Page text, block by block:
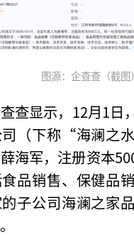
图源：企查查（截图）
查显示，12月1日
（下称“海澜之
海军，注册资本
品销售、保健品
子公司海澜之家